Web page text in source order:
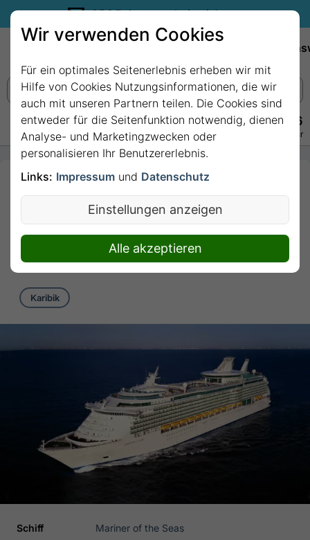
35€ Reisegutschein sichern.
+49 228 3875 7256
Persönlich · Kostenlos · Täglich 08–22 Uhr
7 Nächte -
KREUZFAHRT IN DER
WESTLICHEN KARIBIK
mit Mariner of the Seas
7 Nächte von/bis New Orleans
Karibik
Schiff
Mariner of the Seas
Wir verwenden Cookies
Für ein optimales Seitenerlebnis erheben wir mit
Hilfe von Cookies Nutzungsinformationen, die wir
auch mit unseren Partnern teilen. Die Cookies sind
entweder für die Seitenfunktion notwendig, dienen
Analyse- und Marketingzwecken oder
personalisieren Ihr Benutzererlebnis.
Links: Impressum und Datenschutz
Einstellungen anzeigen
Alle akzeptieren